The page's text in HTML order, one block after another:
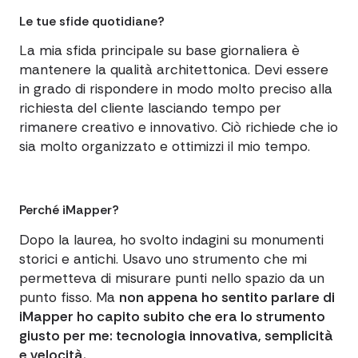
Le tue sfide quotidiane?
La mia sfida principale su base giornaliera è
mantenere la qualità architettonica. Devi essere
in grado di rispondere in modo molto preciso alla
richiesta del cliente lasciando tempo per
rimanere creativo e innovativo. Ciò richiede che io
sia molto organizzato e ottimizzi il mio tempo.
Perché iMapper?
Dopo la laurea, ho svolto indagini su monumenti
storici e antichi. Usavo uno strumento che mi
permetteva di misurare punti nello spazio da un
punto fisso. Ma non appena ho sentito parlare di
iMapper ho capito subito che era lo strumento
giusto per me: tecnologia innovativa, semplicità